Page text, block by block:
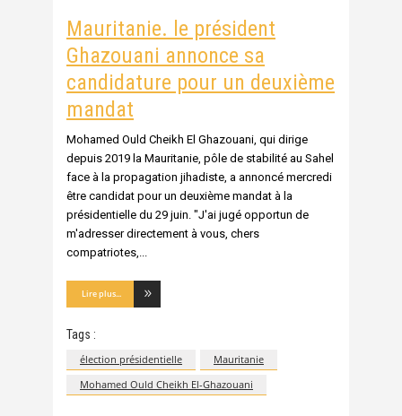
Mauritanie. le président
Ghazouani annonce sa
candidature pour un deuxième
mandat
Mohamed Ould Cheikh El Ghazouani, qui dirige
depuis 2019 la Mauritanie, pôle de stabilité au Sahel
face à la propagation jihadiste, a annoncé mercredi
être candidat pour un deuxième mandat à la
présidentielle du 29 juin. "J'ai jugé opportun de
m'adresser directement à vous, chers
compatriotes,
Lire plus...
Tags :
élection présidentielle
Mauritanie
Mohamed Ould Cheikh El-Ghazouani